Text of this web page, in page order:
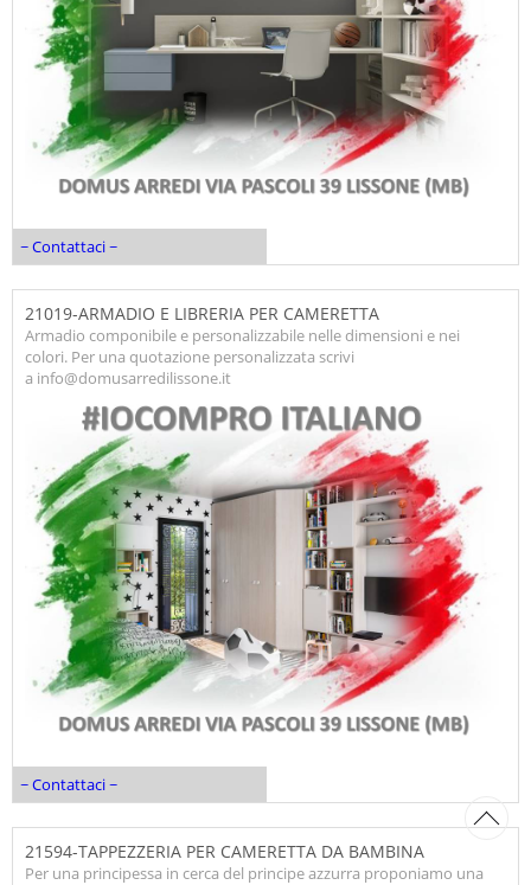
~ Contattaci ~
21019-ARMADIO E LIBRERIA PER CAMERETTA
Armadio componibile e personalizzabile nelle dimensioni e nei
colori. Per una quotazione personalizzata scrivi
a info@domusarredilissone.it
~ Contattaci ~
21594-TAPPEZZERIA PER CAMERETTA DA BAMBINA
Per una principessa in cerca del principe azzurra proponiamo una